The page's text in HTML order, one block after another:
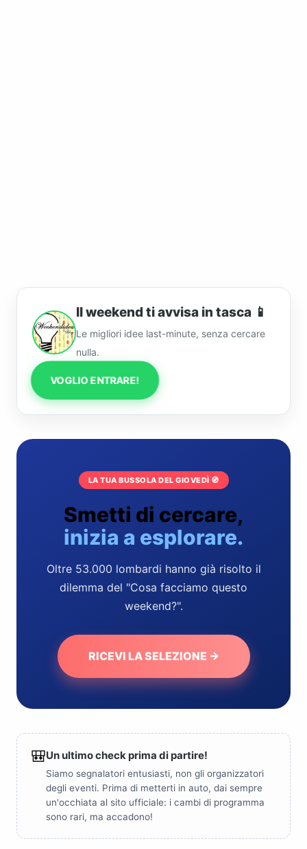
Il weekend ti avvisa in tasca 📱
Le migliori idee last-minute, senza cercare
nulla.
VOGLIO ENTRARE!
LA TUA BUSSOLA DEL GIOVEDÌ 🧭
Smetti di cercare,
inizia a esplorare.
Oltre 53.000 lombardi hanno già risolto il
dilemma del "Cosa facciamo questo
weekend?".
RICEVI LA SELEZIONE →
🎒Un ultimo check prima di partire!
Siamo segnalatori entusiasti, non gli organizzatori
degli eventi. Prima di metterti in auto, dai sempre
un'occhiata al sito ufficiale: i cambi di programma
sono rari, ma accadono!